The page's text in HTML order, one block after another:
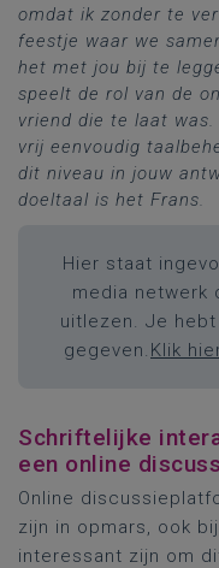
omdat ik zonder te
feestje waar we
het met jou bij te
speelt de rol van de
vriend die te laat
vrij eenvoudig
dit niveau in jouw
doeltaal is het Frans.
Hier staat
media netwerk
uitlezen. Je
gegeven. Klik
Schriftelijke
een online
Online
zijn in opmars, ook
interessant zijn om